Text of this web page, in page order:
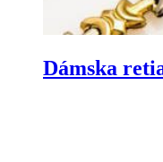
Dámska